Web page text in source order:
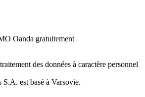
Oanda gratuitement
des données à caractère personnel
est basé à Varsovie.